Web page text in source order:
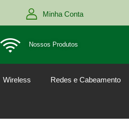
Minha Conta
Nossos Produtos
Wireless Redes e Cabeamento